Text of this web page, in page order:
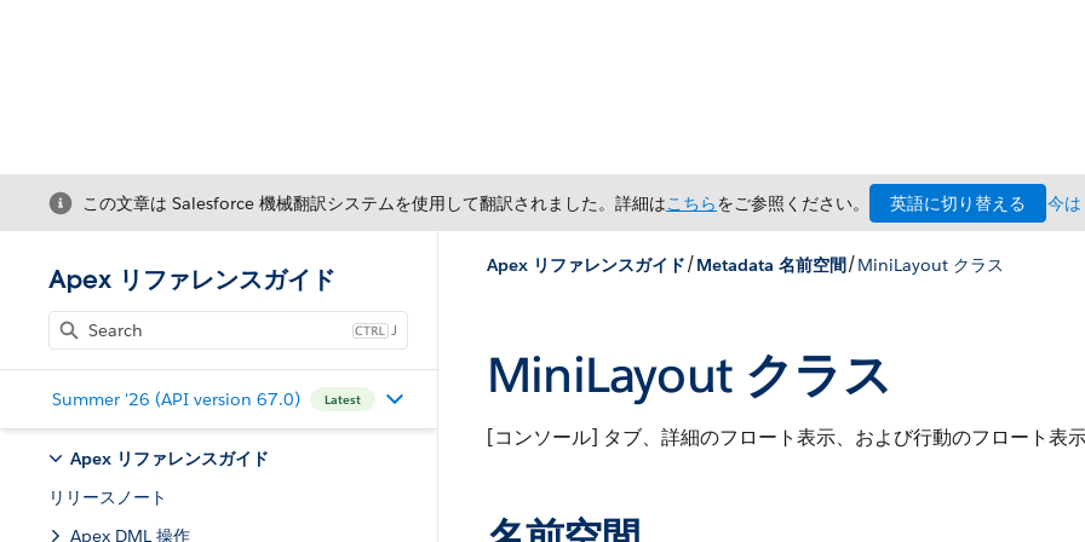
この文章は Salesforce 機械翻訳システムを使用して翻訳されました。詳細はこちらをご参照ください。 英語に切り替える 今
Apex リファレンスガイド
J
Summer '26 (API version 67.0) Latest
Apex リファレンスガイド
リリースノート
Apex DML 操作
Apex リファレンスガイド/Metadata 名前空間/MiniLayout クラス
MiniLayout クラス
[コンソール] タブ、詳細のフロート表示、および行動のフロート表